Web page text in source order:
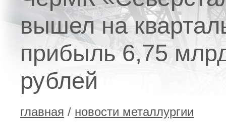
вышел на
прибыль 6,75
рублей
главная / новости металлургии